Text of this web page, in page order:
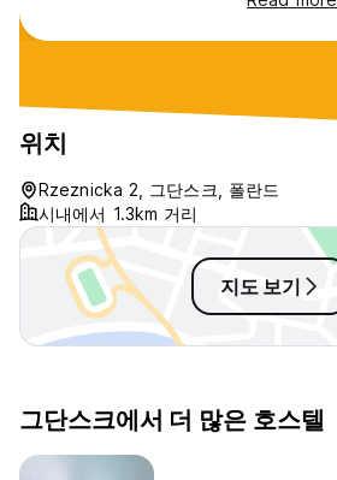
smelling cigarettes, mold and in
general not clean, the bedsheets
heavy smell. The floors and walls
were dirty as well. It was
unbearable to be in the room very
long time. The light was also not
working properly, the door to the
bathroom doesnt have lock. The
only good thing is location
위치
Rzeznicka 2, 그단스크, 폴란드
시내에서 1.3km 거리
지도 보기
그단스크에서 더 많은 호스텔